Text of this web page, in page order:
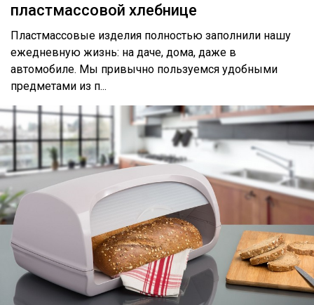
пластмассовой хлебнице
Пластмассовые изделия полностью заполнили нашу
ежедневную жизнь: на даче, дома, даже в
автомобиле. Мы привычно пользуемся удобными
предметами из п...